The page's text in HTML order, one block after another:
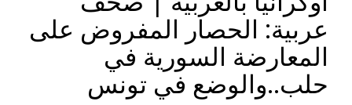
عربية: الحصار المفروض على
المعارضة السورية في
حلب..والوضع في تونس